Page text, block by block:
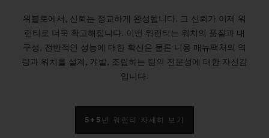
위블로에서, 신뢰는 정교하게 완성됩니다. 그 신뢰가 이제 워
런티로 더욱 확고해집니다. 이번 워런티는 워치의 품질과 내
구성, 전반적인 성능에 대한 확신은 물론 니옹 매뉴팩처의 역
량과 워치를 설계, 개발, 조립하는 팀의 전문성에 대한 자신감
입니다.
5+5년 워런티 자세히 보기